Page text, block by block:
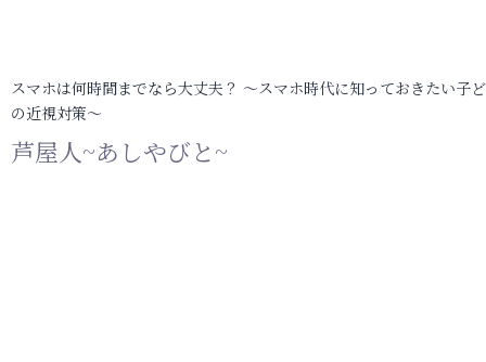
スマホは何時間までなら大丈夫？ ～スマホ時代に知っておきたい子
の近視対策～
芦屋人~あしやびと~